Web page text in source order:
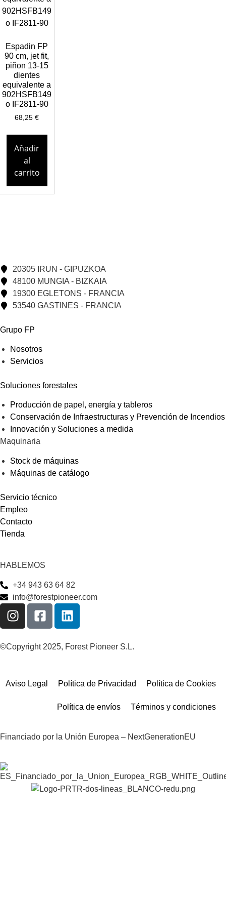
Espadin FP
90 cm, jet fit,
piñon 13-15
dientes
equivalente a
902HSFB149
o IF2811-90
68,25€
Añadir
al
carrito
20305 IRUN - GIPUZKOA
48100 MUNGIA - BIZKAIA
19300 EGLETONS - FRANCIA
53540 GASTINES - FRANCIA
Grupo FP
Nosotros
Servicios
Soluciones forestales
Producción de papel, energía y tableros
Conservación de Infraestructuras y Prevención de Incendios
Innovación y Soluciones a medida
Maquinaria
Stock de máquinas
Máquinas de catálogo
Servicio técnico
Empleo
Contacto
Tienda
HABLEMOS
+34 943 63 64 82
info@forestpioneer.com
©Copyright 2025, Forest Pioneer S.L.
Aviso Legal Política de Privacidad Política de Cookies
Política de envíos Términos y condiciones
Financiado por la Unión Europea – NextGenerationEU